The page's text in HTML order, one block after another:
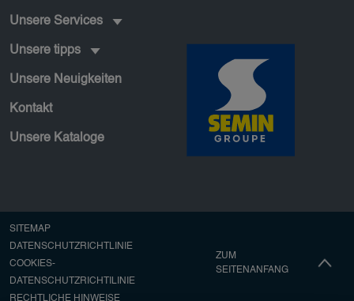
Unsere Services
Unsere tipps
Unsere Neuigkeiten
Kontakt
Unsere Kataloge
Pied de page secondaire
SITEMAP
DATENSCHUTZRICHTLINIE
COOKIES-
DATENSCHUTZRICHTILINIE
RECHTLICHE HINWEISE
ZUM
SEITENANFANG